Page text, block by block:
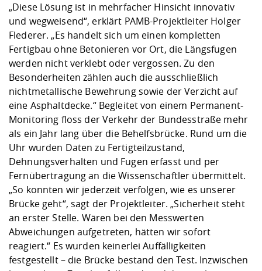
„Diese Lösung ist in mehrfacher Hinsicht innovativ
und wegweisend“, erklärt PAMB-Projektleiter Holger
Flederer. „Es handelt sich um einen kompletten
Fertigbau ohne Betonieren vor Ort, die Längsfugen
werden nicht verklebt oder vergossen. Zu den
Besonderheiten zählen auch die ausschließlich
nichtmetallische Bewehrung sowie der Verzicht auf
eine Asphaltdecke.“ Begleitet von einem Permanent-
Monitoring floss der Verkehr der Bundesstraße mehr
als ein Jahr lang über die Behelfsbrücke. Rund um die
Uhr wurden Daten zu Fertigteilzustand,
Dehnungsverhalten und Fugen erfasst und per
Fernübertragung an die Wissenschaftler übermittelt.
„So konnten wir jederzeit verfolgen, wie es unserer
Brücke geht“, sagt der Projektleiter. „Sicherheit steht
an erster Stelle. Wären bei den Messwerten
Abweichungen aufgetreten, hätten wir sofort
reagiert.“ Es wurden keinerlei Auffälligkeiten
festgestellt – die Brücke bestand den Test. Inzwischen